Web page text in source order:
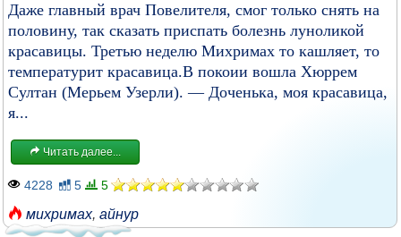
Даже главный врач Повелителя, смог только снять на
половину, так сказать приспать болезнь луноликой
красавицы. Третью неделю Михримах то кашляет, то
температурит красавица.В покоии вошла Хюррем
Султан (Мерьем Узерли). — Доченька, моя красавица,
я...
Читать далее...
4228 5 5
михримах, айнур